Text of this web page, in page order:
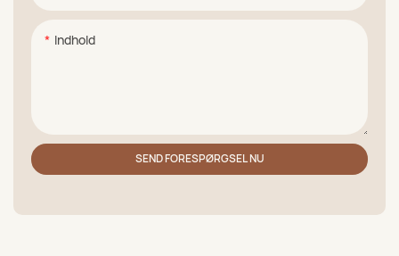
Indhold
SEND FORESPØRGSEL NU